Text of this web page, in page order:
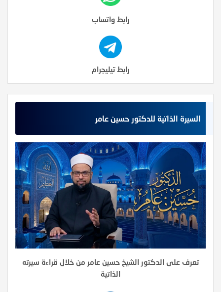
رابط واتساب
رابط تيليجرام
السيرة الذاتية للدكتور حسين عامر
تعرف على الدكتور الشيخ حسين عامر من خلال قراءة سيرته
الذاتية